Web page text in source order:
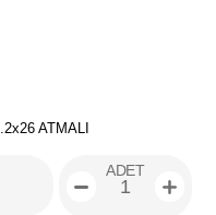
ATMALI
ADET